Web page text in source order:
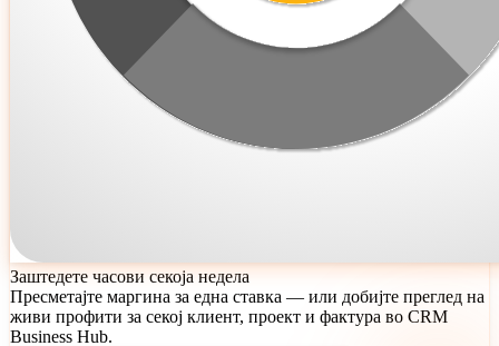
Заштедете часови секоја недела
Пресметајте маргина за една ставка — или добијте преглед на
живи профити за секој клиент, проект и фактура во CRM
Business Hub.